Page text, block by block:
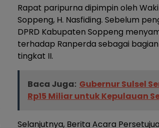
Rapat paripurna dipimpin oleh
Soppeng, H. Nasfiding. Sebelum
DPRD Kabupaten Soppeng
terhadap Ranperda sebagai
tingkat II.
Baca Juga: Gubernur Sulsel
Rp15 Miliar untuk Kepulauan
Selanjutnya, Berita Acara